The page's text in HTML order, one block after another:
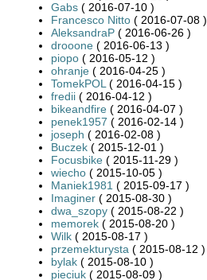
Gabs ( 2016-07-10 )
Francesco Nitto ( 2016-07-08 )
AleksandraP ( 2016-06-26 )
drooone ( 2016-06-13 )
piopo ( 2016-05-12 )
ohranje ( 2016-04-25 )
TomekPOL ( 2016-04-15 )
fredii ( 2016-04-12 )
bikeandfire ( 2016-04-07 )
penek1957 ( 2016-02-14 )
joseph ( 2016-02-08 )
Buczek ( 2015-12-01 )
Focusbike ( 2015-11-29 )
wiecho ( 2015-10-05 )
Maniek1981 ( 2015-09-17 )
Imaginer ( 2015-08-30 )
dwa_szopy ( 2015-08-22 )
memorek ( 2015-08-20 )
Wilk ( 2015-08-17 )
przemekturysta ( 2015-08-12 )
bylak ( 2015-08-10 )
pieciuk ( 2015-08-09 )